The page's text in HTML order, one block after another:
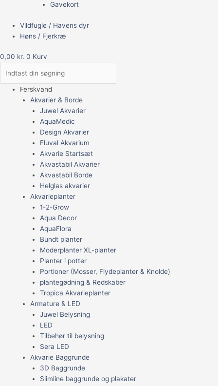
Gavekort
Vildfugle / Havens dyr
Høns / Fjerkræ
0,00 kr. 0 Kurv
Ferskvand
Akvarier & Borde
Juwel Akvarier
AquaMedic
Design Akvarier
Fluval Akvarium
Akvarie Startsæt
Akvastabil Akvarier
Akvastabil Borde
Helglas akvarier
Akvarieplanter
1-2-Grow
Aqua Decor
AquaFlora
Bundt planter
Moderplanter XL-planter
Planter i potter
Portioner (Mosser, Flydeplanter & Knolde)
plantegødning & Redskaber
Tropica Akvarieplanter
Armature & LED
Juwel Belysning
LED
Tilbehør til belysning
Sera LED
Akvarie Baggrunde
3D Baggrunde
Slimline baggrunde og plakater